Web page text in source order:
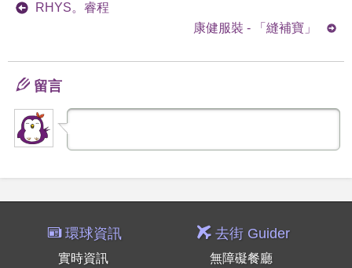
RHYS。睿程
康健服裝 - 「縫補寶」
留言
環球資訊
實時資訊
去街 Guider
無障礙餐廳